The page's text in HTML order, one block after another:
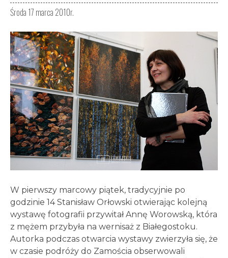
Środa 17 marca 2010r.
W pierwszy marcowy piątek, tradycyjnie po
godzinie 14 Stanisław Orłowski otwierając kolejną
wystawę fotografii przywitał Annę Worowską, która
z mężem przybyła na wernisaż z Białegostoku.
Autorka podczas otwarcia wystawy zwierzyła się, że
w czasie podróży do Zamościa obserwowali